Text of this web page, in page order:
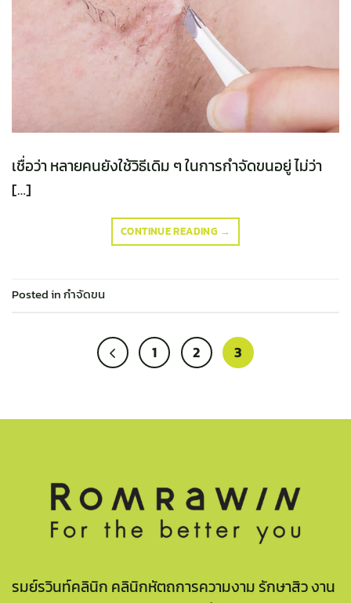
เชื่อว่า หลายคนยังใช้วิธีเดิม ๆ ในการกำจัดขนอยู่ ไม่ว่า
[…]
CONTINUE READING →
Posted inกำจัดขน
1 2 3
รมย์รวินท์คลินิก คลินิกหัตถการความงาม รักษาสิว งาน